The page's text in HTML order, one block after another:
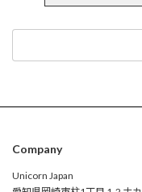
Company
Unicorn Japan